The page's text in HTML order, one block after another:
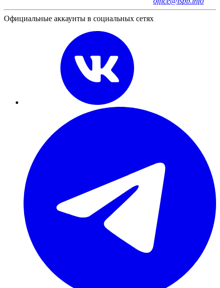
Официальные аккаунты в социальных сетях